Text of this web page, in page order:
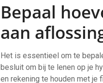
Bepaal
aan
Het is essentieel om te
besluit om bij te lenen op je
en rekening te houden met je